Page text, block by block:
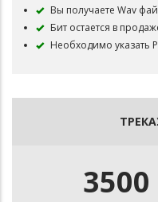
Вы получаете Wav
Бит остается в
Необходимо указать